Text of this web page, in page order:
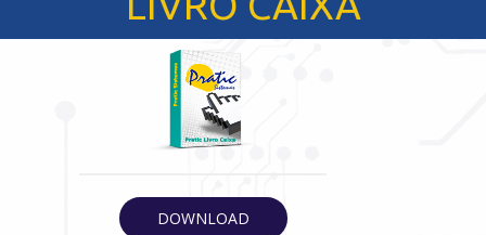
DOWNLOAD